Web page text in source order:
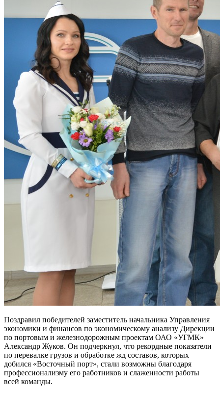
Поздравил победителей заместитель начальника Управления
экономики и финансов по экономическому анализу Дирекции
по портовым и железнодорожным проектам ОАО «УГМК»
Александр Жуков. Он подчеркнул, что рекордные показатели
по перевалке грузов и обработке жд составов, которых
добился «Восточный порт», стали возможны благодаря
профессионализму его работников и слаженности работы
всей команды.